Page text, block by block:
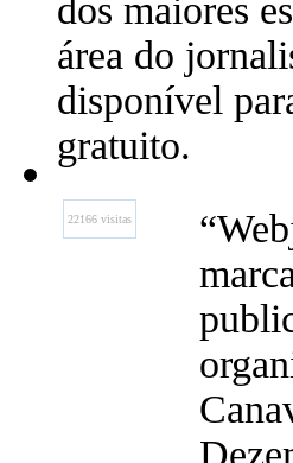
dos maiores
área do
disponível
gratuito.
22166 visitas